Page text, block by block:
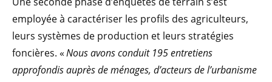
employée à caractériser les profils des agriculteurs,
leurs systèmes de production et leurs stratégies
foncières. «Nous avons conduit 195 entretiens
approfondis auprès de ménages, d’acteurs de l’urbanisme